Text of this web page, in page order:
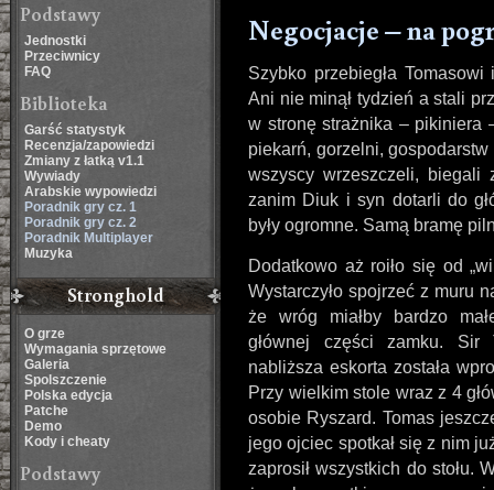
Podstawy
Jednostki
Przeciwnicy
FAQ
Biblioteka
Garść statystyk
Recenzja/zapowiedzi
Zmiany z łatką v1.1
Wywiady
Arabskie wypowiedzi
Poradnik gry cz. 1
Poradnik gry cz. 2
Poradnik Multiplayer
Muzyka
Stronghold
O grze
Wymagania sprzętowe
Galeria
Spolszczenie
Polska edycja
Patche
Demo
Kody i cheaty
Podstawy
Negocjacje – na
Szybko przebiegła
Ani nie minął tydzień a stali
w stronę strażnika – pikiniera
piekarń, gorzelni, gospodarstw
wszyscy wrzeszczeli, biegali
zanim Diuk i syn dotarli do
były ogromne. Samą bramę
Dodatkowo aż roiło się od
Wystarczyło spojrzeć z muru
że wróg miałby bardzo
głównej części zamku.
nabliższa eskorta została
Przy wielkim stole wraz z 4
osobie Ryszard. Tomas
jego ojciec spotkał się z nim
zaprosił wszystkich do stołu.